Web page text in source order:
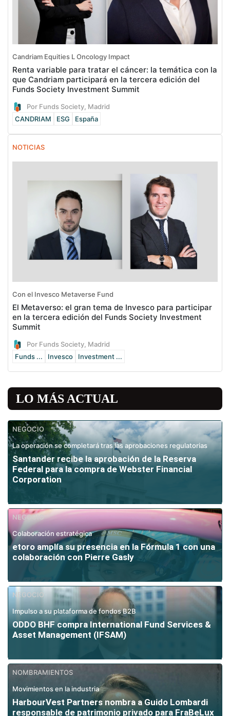
Candriam Equities L Oncology Impact
Renta variable para tratar el cáncer: la temática con la
que Candriam participará en la tercera edición del
Funds Society Investment Summit
Por Funds Society, Madrid
CANDRIAM
ESG España
NOTICIAS
Con el Invesco Metaverse Fund
El Metaverso: el gran tema de Invesco para participar
en la tercera edición del Funds Society Investment
Summit
Por Funds Society, Madrid
Funds ...
Invesco Investment ...
LO MÁS ACTUAL
NEGOCIO
La operación se completará tras las aprobaciones regulatorias
Santander recibe la aprobación de la Reserva
Federal para la compra de Webster Financial
Corporation
NEGOCIO
Colaboración estratégica
etoro amplía su presencia en la Fórmula 1 con una
colaboración con Pierre Gasly
NEGOCIO
Impulso a su plataforma de fondos B2B
ODDO BHF compra International Fund Services &
Asset Management (IFSAM)
NOMBRAMIENTOS
Movimientos en la industria
HarbourVest Partners nombra a Guido Lombardi
responsable de patrimonio privado para FraBeLux